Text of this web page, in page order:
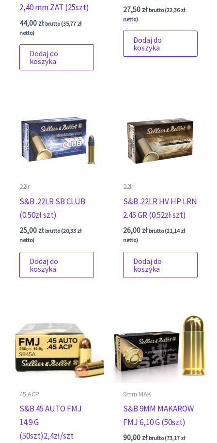
2,40 mm ZAT (25szt)
44,00 zł brutto (35,77 zł
netto)
Dodaj do
koszyka
27,50 zł brutto (22,36zł
netto)
Dodaj do
koszyka
22lr
S&B .22LR SB CLUB
(0.50zł szt)
25,00 zł brutto (20,33 zł
netto)
Dodaj do
koszyka
22lr
S&B .22LR HV HP LRN
2.45 GR (0.52zł szt)
26,00 zł brutto (21,14zł
netto)
Dodaj do
koszyka
45 ACP
S&B 45 AUTO FMJ
14.9 G
(50szt)2,4zł/szt
9mm MAK
S&B 9MM MAKAROW
FMJ 6,10 G (50szt)
90,00 zł brutto (73,17 zł